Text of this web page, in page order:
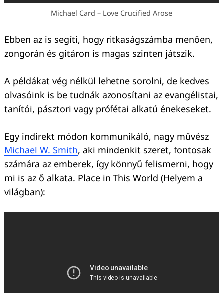
Michael Card – Love Crucified Arose
Ebben az is segíti, hogy ritkaságszámba menően,
zongorán és gitáron is magas szinten játszik.
A példákat vég nélkül lehetne sorolni, de kedves
olvasóink is be tudnák azonosítani az evangélistai,
tanítói, pásztori vagy prófétai alkatú énekeseket.
Egy indirekt módon kommunikáló, nagy művész
Michael W. Smith, aki mindenkit szeret, fontosak
számára az emberek, így könnyű felismerni, hogy
mi is az ő alkata. Place in This World (Helyem a
világban):